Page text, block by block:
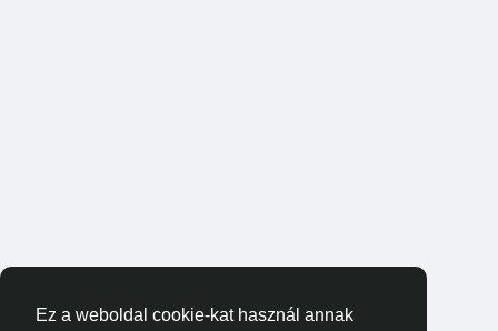
Ez a weboldal cookie-kat használ annak